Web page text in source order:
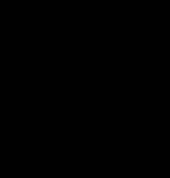
удивила скорость